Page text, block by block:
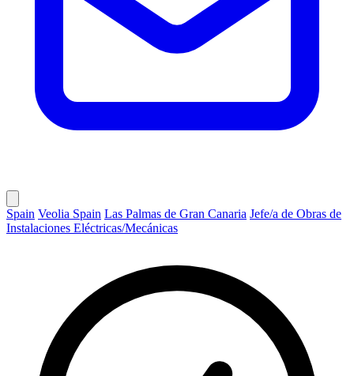
Spain Veolia Spain Las Palmas de Gran Canaria Jefe/a de Obras de
Instalaciones Eléctricas/Mecánicas